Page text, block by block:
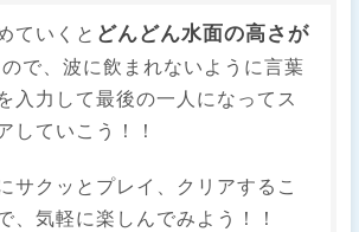
ていくと どんどん水面の高さが
ので、波に飲まれないように言葉
入力して最後の一人になってス
していこう！！
サクッとプレイ、クリアするこ
、気軽に楽しんでみよう！！